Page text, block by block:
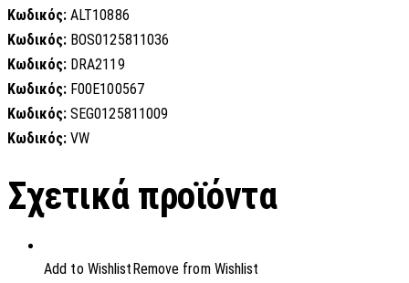
Κωδικός: ALT10886
Κωδικός: BOS0125811036
Κωδικός: DRA2119
Κωδικός: F00E100567
Κωδικός: SEG0125811009
Κωδικός: VW
Σχετικά προϊόντα
Add to Wishlist Remove from Wishlist